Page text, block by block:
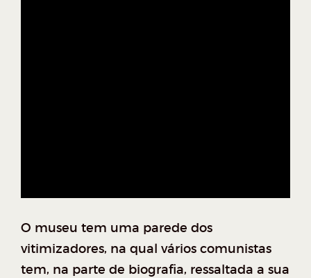
O museu tem uma parede dos
vitimizadores, na qual vários comunistas
tem, na parte de biografia, ressaltada a sua